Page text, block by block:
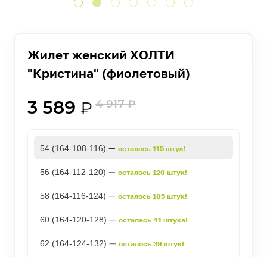
Жилет женский ХОЛТИ
"Кристина" (фиолетовый)
3 589 ₽ 4 917₽
54 (164-108-116) — осталось 115 штук!
56 (164-112-120) — осталось 120 штук!
58 (164-116-124) — осталось 105 штук!
60 (164-120-128) — осталась 41 штука!
62 (164-124-132) — осталось 39 штук!